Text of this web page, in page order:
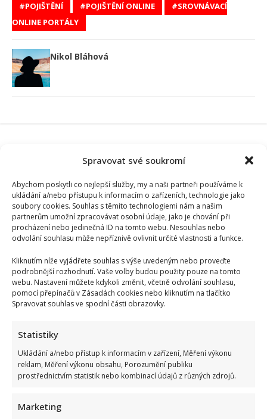
Spravovat své soukromí
Abychom poskytli co nejlepší služby, my a naši partneři používáme k
ukládání a/nebo přístupu k informacím o zařízeních, technologie jako
soubory cookies. Souhlas s těmito technologiemi nám a našim
partnerům umožní zpracovávat osobní údaje, jako je chování při
procházení nebo jedinečná ID na tomto webu. Nesouhlas nebo
odvolání souhlasu může nepříznivě ovlivnit určité vlastnosti a funkce.
Kliknutím níže vyjádřete souhlas s výše uvedeným nebo proveďte
podrobnější rozhodnutí. Vaše volby budou použity pouze na tomto
webu. Nastavení můžete kdykoli změnit, včetně odvolání souhlasu,
pomocí přepínačů v Zásadách cookies nebo kliknutím na tlačítko
Spravovat souhlas ve spodní části obrazovky.
Statistiky
Ukládání a/nebo přístup k informacím v zařízení, Měření výkonu
reklam, Měření výkonu obsahu, Porozumění publiku
prostřednictvím statistik nebo kombinací údajů z různých zdrojů.
Marketing
POJIŠTĚNÍ POJIŠTĚNÍ ONLINE
SROVNÁVACÍ
ONLINE PORTÁLY
Nikol Bláhová
Celebrity Zajímavosti
slavného herce a postavu Hawkeyho Pierce
9. 8. 2026